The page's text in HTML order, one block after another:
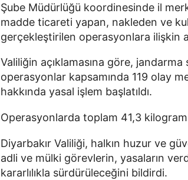
Şube Müdürlüğü koordinesinde il
madde ticareti yapan, nakleden ve
gerçekleştirilen operasyonlara ilişkin
Valiliğin açıklamasına göre,
operasyonlar kapsamında 119 olay
hakkında yasal işlem başlatıldı.
Operasyonlarda toplam 41,3
Diyarbakır Valiliği, halkın huzur ve
adli ve mülki görevlerin, yasaların
kararlılıkla sürdürüleceğini bildirdi.